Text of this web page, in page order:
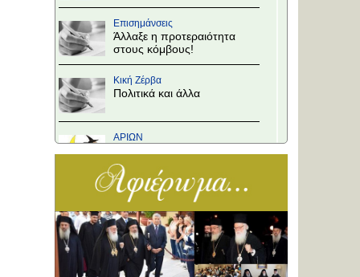
Επισημάνσεις
Άλλαξε η προτεραιότητα
στους κόμβους!
Κική Ζέρβα
Πολιτικά και άλλα
ΑΡΙΩΝ
Τρέλας
Επισημάνσεις
αποφασίσει
Κική Ζέρβα
Πολιτικά και άλλα